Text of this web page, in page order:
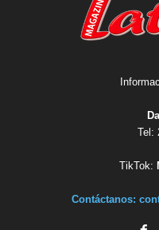
Tel:
TikTok:
Contáctanos: